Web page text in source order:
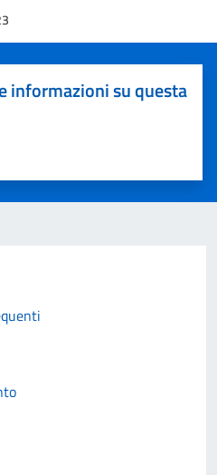
informazioni su questa
su 5
5